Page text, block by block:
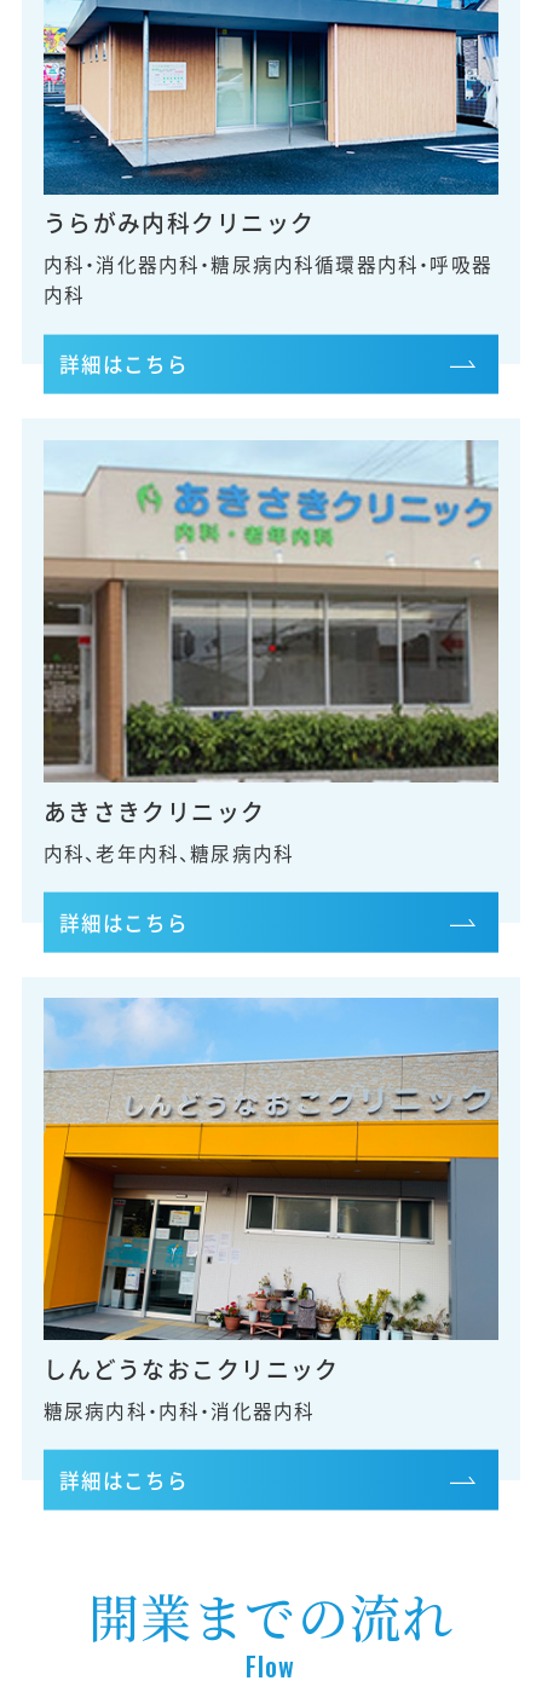
うらがみ内科クリニック
内科・消化器内科・糖尿病内科循環器内科・呼吸器
内科
詳細はこちら
あきさきクリニック
内科、老年内科、糖尿病内科
詳細はこちら
しんどうなおこ クリニック
糖尿病内科・内科・消化器内科
詳細はこちら
開業までの流れ
Flow